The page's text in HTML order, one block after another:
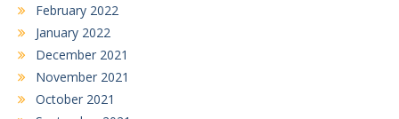
February 2022
January 2022
December 2021
November 2021
October 2021